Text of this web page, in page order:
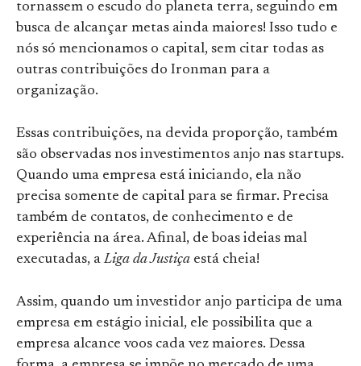
tornassem o escudo do planeta terra, seguindo em
busca de alcançar metas ainda maiores! Isso tudo e
nós só mencionamos o capital, sem citar todas as
outras contribuições do Ironman para a
organização.
Essas contribuições, na devida proporção, também
são observadas nos investimentos anjo nas startups.
Quando uma empresa está iniciando, ela não
precisa somente de capital para se firmar. Precisa
também de contatos, de conhecimento e de
experiência na área. Afinal, de boas ideias mal
executadas, aLiga da Justiça está cheia!
Assim, quando um investidor anjo participa de uma
empresa em estágio inicial, ele possibilita que a
empresa alcance voos cada vez maiores. Dessa